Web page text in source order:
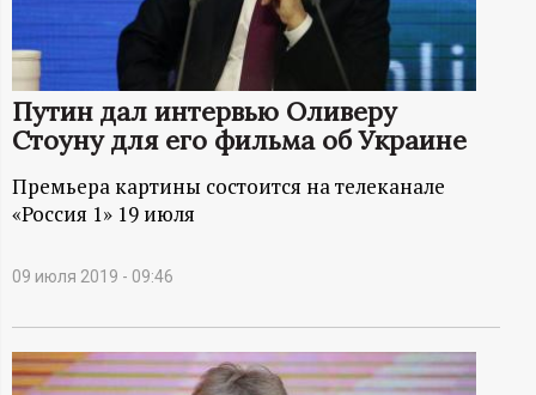
А
Й
Д
А
и
Путин дал интервью Оливеру
Стоуну для его фильма об Украине
Премьера картины состоится на телеканале
«Россия 1» 19 июля
09 июля 2019 - 09:46